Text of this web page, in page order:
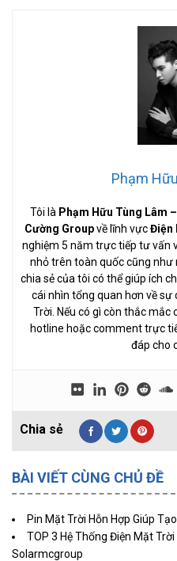
Phạm
Tôi là Phạm Hữu Tùng Lâm –
Cường Groupvề lĩnh vựcĐiện
nghiệm 5 năm trực tiếp tư vấn
nhỏ trên toàn quốc cũng như
chia sẻ của tôi có thể giúp ích
cái nhìn tổng quan hơn về
Trời. Nếu có gì còn thắc mắc
hotline hoặc comment trực
đáp cho
BÀI VIẾT CÙNG CHỦ ĐỀ
Pin Mặt Trời Hỗn Hợp Giúp
TOP 3 Hệ Thống Điện Mặt
Solarmcgroup